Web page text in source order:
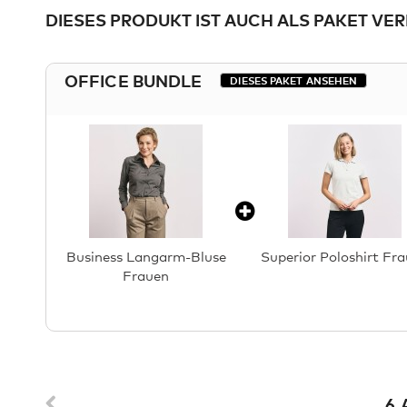
DIESES PRODUKT IST AUCH ALS PAKET
OFFICE BUNDLE DIESES PAKET ANSEHEN
Business Langarm-Bluse
Frauen
Superior Poloshirt